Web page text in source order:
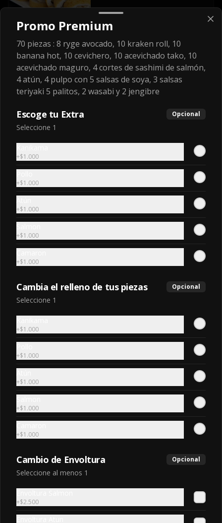
$6.800
Banana Hot
pollo y palta envuelto en plátano frito
en panko y salsa de maracuyá
chicharrón de salmón, queso y palta
envuelto en salmón, coronado con
Chili Roll
camarón, salmón, ciboulette bañado
$7.200
Dinamita Roll
Camaron furay, queso crema, cebollin
acevichada
Edy roll
Promo Premium
70 piezas : 8 ryge avocado, 10 kraken roll, 10
banana hot, 10 cevichero, 10 acevichado tako, 10
acevichado maguro, 4 cortes de sashimi de salmón,
4 atún, 4 pulpo con 5 salsas de soya, 3 salsas
teriyaki 5 palitos, 2 wasabi y 2 jengibre
Escoge tu Extra Opcional
Seleccione 1
+$1.000
+$1.000
+$1.000
+$1.000
+$1.000
Cambia el relleno de tus piezas Opcional
Seleccione 1
+$1.000
+$1.000
+$1.000
+$1.000
+$1.000
Cambio de Envoltura Opcional
Seleccione al menos 1
+$2.500